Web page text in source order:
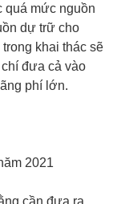
quá mức nguồn
dự trữ cho
khai thác sẽ
đưa cả vào
phí lớn.
2021
cần đưa ra